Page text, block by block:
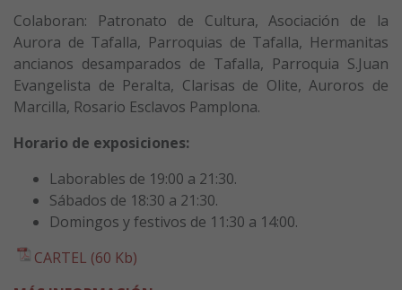
Colaboran: Patronato de Cultura, Asociación de la
Aurora de Tafalla, Parroquias de Tafalla, Hermanitas
ancianos desamparados de Tafalla, Parroquia S.Juan
Evangelista de Peralta, Clarisas de Olite, Auroros de
Marcilla, Rosario Esclavos Pamplona.
Horario de exposiciones:
Laborables de 19:00 a 21:30.
Sábados de 18:30 a 21:30.
Domingos y festivos de 11:30 a 14:00.
CARTEL (60 Kb)